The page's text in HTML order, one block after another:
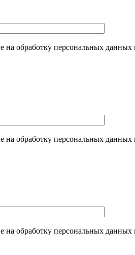
на обработку персональных данных
на обработку персональных данных
на обработку персональных данных